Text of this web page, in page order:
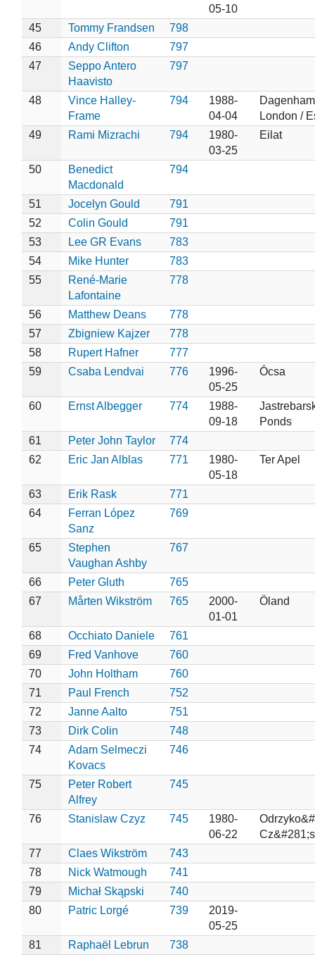
05-10
45 Tommy Frandsen
798
46
Andy Clifton
797
47
Seppo Antero
Haavisto
797
48
Vince Halley-
Frame
794
1988-
04-04
London /
49
Rami Mizrachi 794
1980-
03-25
Eilat
50
Benedict
Macdonald
794
51 Jocelyn Gould
791
52
Colin Gould
791
53
Lee GR Evans
783
54
Mike Hunter
783
55
René-Marie
Lafontaine
778
56 Matthew Deans
778
57
Zbigniew Kajzer
778
58
Rupert Hafner
777
59
Csaba Lendvai 776
1996-
05-25
Ócsa
60 Ernst Albegger 774
1988-
09-18
Ponds
61
Peter John Taylor
774
62
Eric Jan Alblas 771
1980-
05-18
Ter Apel
63 Erik Rask
771
64
Ferran López
Sanz
769
65
Stephen
Vaughan Ashby
767
66 Peter Gluth
765
67
Mårten Wikström 765
2000-
01-01
Öland
68 Occhiato Daniele
761
69
Fred Vanhove
760
70
John Holtham
760
71
Paul French
752
72
Janne Aalto
751
73
Dirk Colin
748
74
Adam Selmeczi
Kovacs
746
75
Peter Robert
Alfrey
745
76 Stanislaw Czyz 745
1980-
06-22
77
Claes Wikström
743
78
Nick Watmough
741
79
Michał Skąpski
740
80
Patric Lorgé 739
2019-
05-25
81
Raphaël Lebrun 738